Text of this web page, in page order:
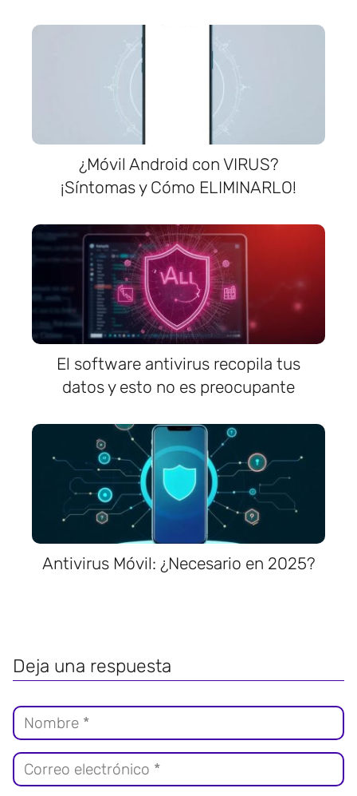
¿Móvil Android con VIRUS?
¡Síntomas y Cómo ELIMINARLO!
El software antivirus recopila tus
datos y esto no es preocupante
Antivirus Móvil: ¿Necesario en 2025?
Deja una respuesta